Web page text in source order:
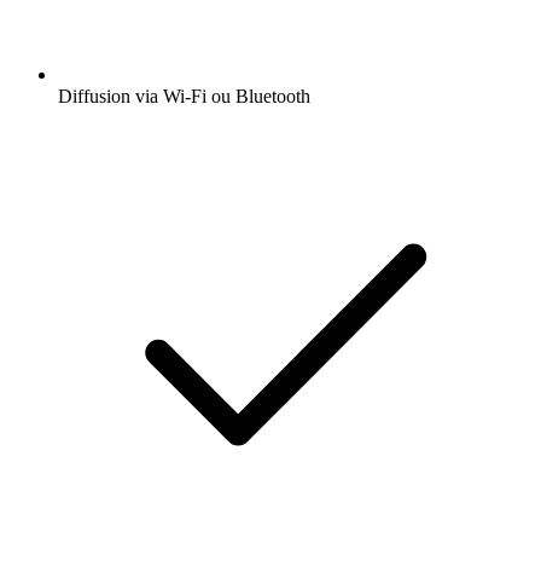
Diffusion via Wi-Fi ou Bluetooth